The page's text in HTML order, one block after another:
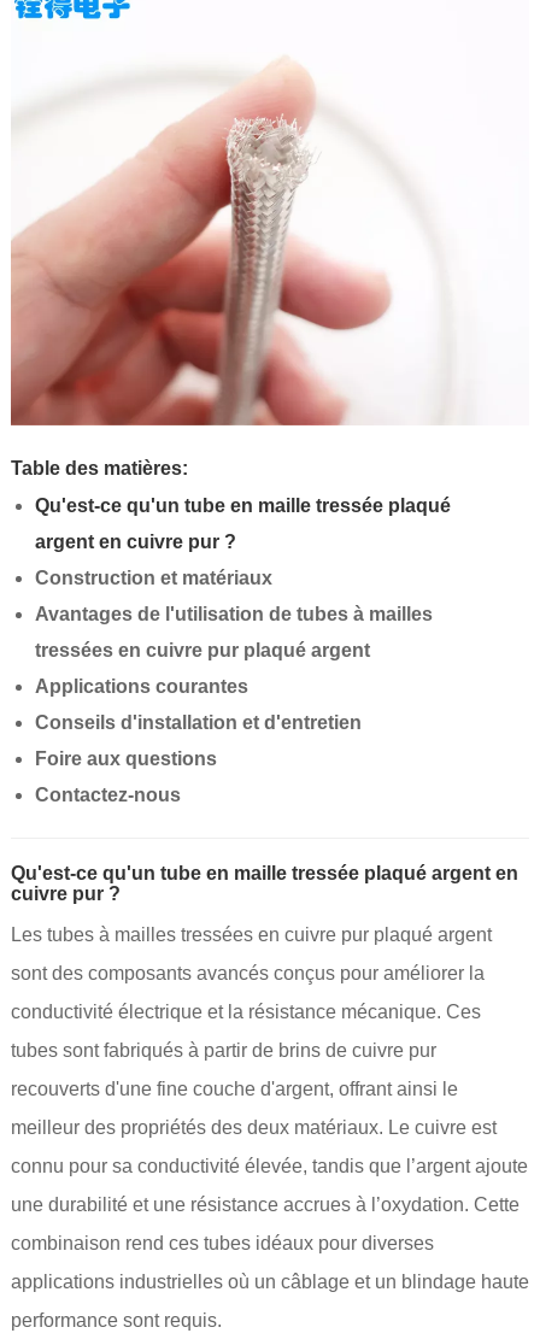
Table des matières:
Qu'est-ce qu'un tube en maille tressée plaqué
argent en cuivre pur ?
Construction et matériaux
Avantages de l'utilisation de tubes à mailles
tressées en cuivre pur plaqué argent
Applications courantes
Conseils d'installation et d'entretien
Foire aux questions
Contactez-nous
Qu'est-ce qu'un tube en maille tressée plaqué argent en
cuivre pur ?
Les tubes à mailles tressées en cuivre pur plaqué argent
sont des composants avancés conçus pour améliorer la
conductivité électrique et la résistance mécanique. Ces
tubes sont fabriqués à partir de brins de cuivre pur
recouverts d'une fine couche d'argent, offrant ainsi le
meilleur des propriétés des deux matériaux. Le cuivre est
connu pour sa conductivité élevée, tandis que l’argent ajoute
une durabilité et une résistance accrues à l’oxydation. Cette
combinaison rend ces tubes idéaux pour diverses
applications industrielles où un câblage et un blindage haute
performance sont requis.